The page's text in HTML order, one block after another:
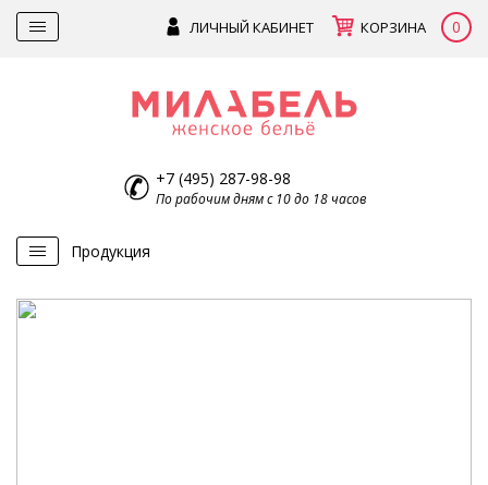
ЛИЧНЫЙ КАБИНЕТ КОРЗИНА 0
+7 (495) 287-98-98
По рабочим дням с 10 до 18 часов
Продукция